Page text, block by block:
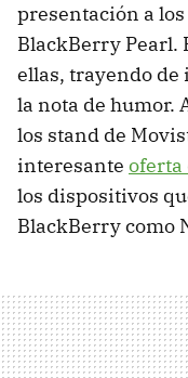
presentación a
BlackBerry Pearl.
ellas, trayendo de
la nota de humor.
los stand de
interesante oferta
los dispositivos
BlackBerry como